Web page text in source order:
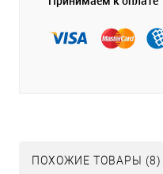
ПОХОЖИЕ ТОВАРЫ (8)